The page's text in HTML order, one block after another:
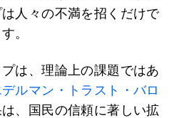
人々の不満を招くだけで
。
は、理論上の課題ではあ
デルマン・トラスト・バロ
は、国民の信頼に著しい拡